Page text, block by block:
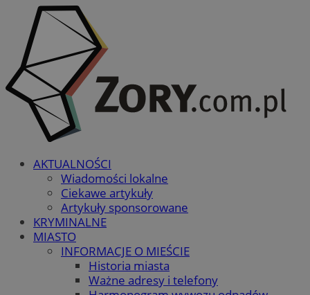
AKTUALNOŚCI
Wiadomości lokalne
Ciekawe artykuły
Artykuły sponsorowane
KRYMINALNE
MIASTO
INFORMACJE O MIEŚCIE
Historia miasta
Ważne adresy i telefony